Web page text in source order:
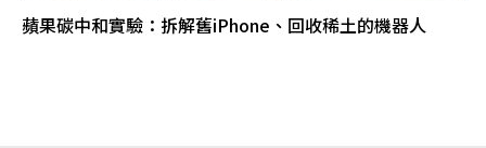
蘋果碳中和實驗：拆解舊iPhone、回收稀土的機器人